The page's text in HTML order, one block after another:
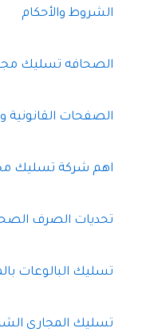
الشروط والأحكام
الصحافه تسليك
الصفحات القانونية
اهم شركة تسليك
تحديات الصرف
تسليك البالوعات
تسليك المجارى